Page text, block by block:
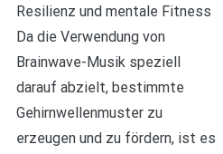
Resilienz und mentale Fitness
Da die Verwendung von
Brainwave-Musik speziell
darauf abzielt, bestimmte
Gehirnwellenmuster zu
erzeugen und zu fördern, ist es